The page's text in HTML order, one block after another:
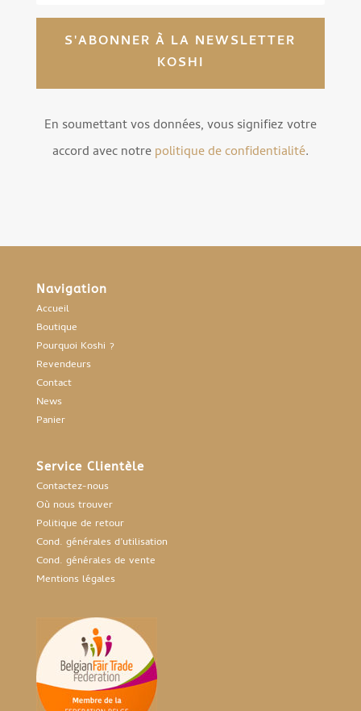
S'ABONNER À LA NEWSLETTER
KOSHI
En soumettant vos données, vous signifiez votre
accord avec notrepolitique de confidentialité.
Navigation
Accueil
Boutique
Pourquoi Koshi ?
Revendeurs
Contact
News
Panier
Service Clientèle
Contactez-nous
Où nous trouver
Politique de retour
Cond. générales d’utilisation
Cond. générales de vente
Mentions légales